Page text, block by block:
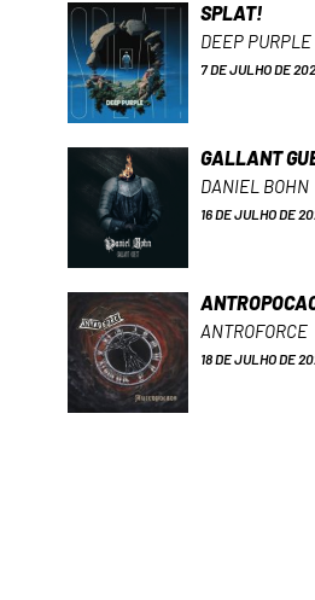
SPLAT!
DEEP PURPLE
7 DE JULHO DE
GALLANT
DANIEL BOHN
16 DE JULHO DE
ANTROFORCE
18 DE JULHO DE